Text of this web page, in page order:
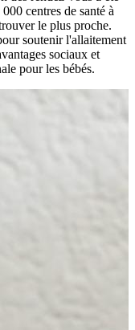
centres de santé à
le plus proche.
soutenir l'allaitement
sociaux et
pour les bébés.